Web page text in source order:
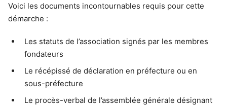
Voici les documents incontournables requis pour cette
démarche :
Les statuts de l’association signés par les membres
fondateurs
Le récépissé de déclaration en préfecture ou en
sous-préfecture
Le procès-verbal de l’assemblée générale désignant